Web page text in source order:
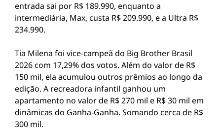
entrada sai por R$ 189.990, enquanto a
intermediária, Max, custa R$ 209.990, e a Ultra R$
234.990.
Tia Milena foi vice-campeã do Big Brother Brasil
2026 com 17,29% dos votos. Além do valor de R$
150 mil, ela acumulou outros prêmios ao longo da
edição. A recreadora infantil ganhou um
apartamento no valor de R$ 270 mil e R$ 30 mil em
dinâmicas do Ganha-Ganha. Somando cerca de R$
300 mil.